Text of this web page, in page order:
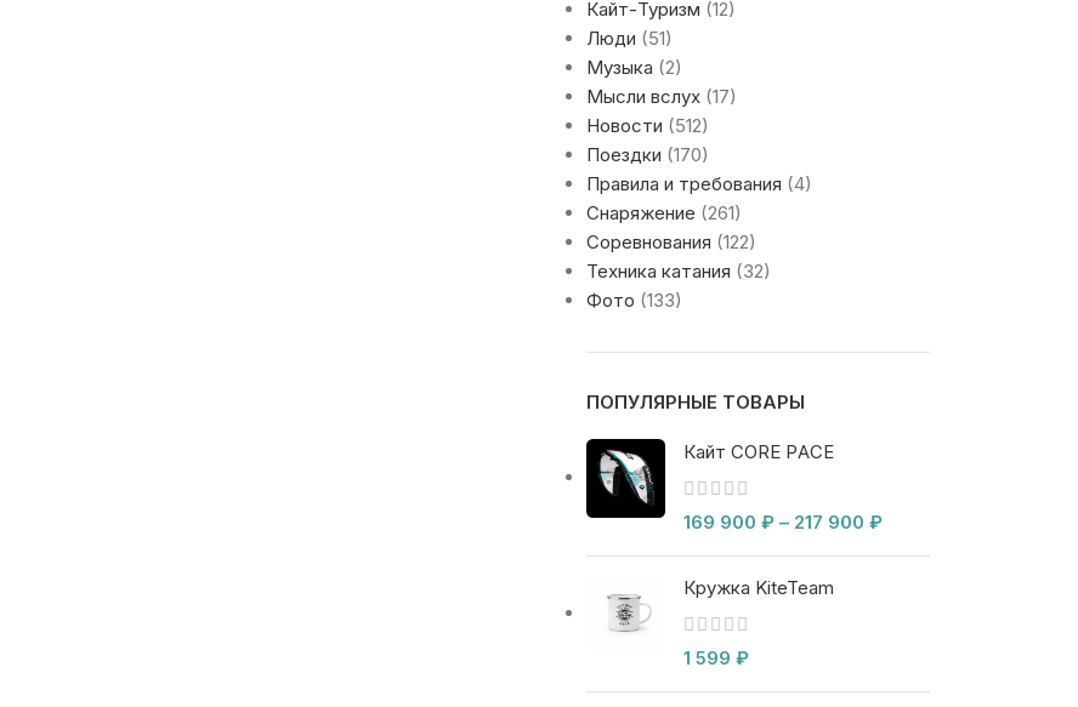
Кайт-Туризм (12)
Люди (51)
Музыка (2)
Мысли вслух(17)
Новости (512)
Поездки (170)
Правила и требования (4)
Снаряжение (261)
Соревнования (122)
Техника катания (32)
Фото (133)
ПОПУЛЯРНЫЕ ТОВАРЫ
Кайт CORE PACE
169 900 ₽ – 217 900 ₽
Кружка KiteTeam
1 599 ₽